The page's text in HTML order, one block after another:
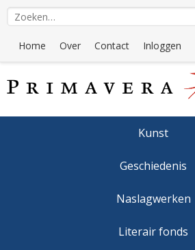
Home Over Contact Inloggen
Kunst
Geschiedenis
Naslagwerken
Literair fonds